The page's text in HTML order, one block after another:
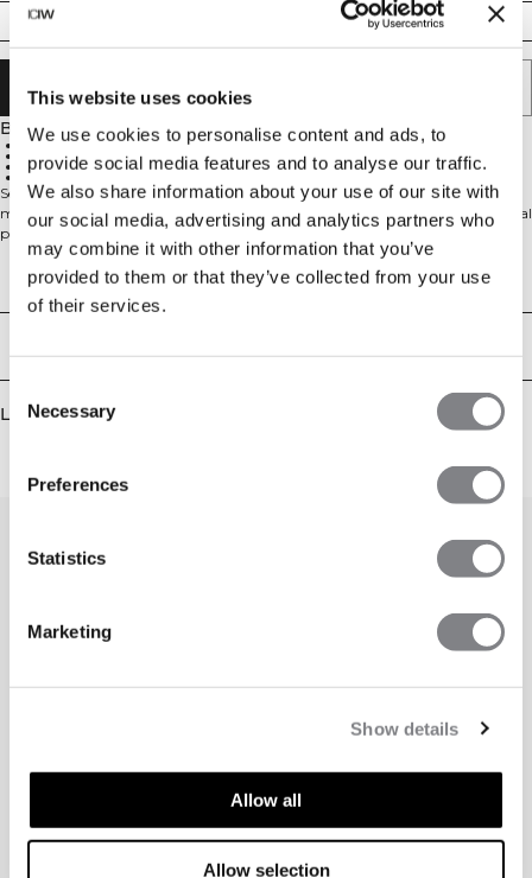
This website uses cookies
We use cookies to personalise content and ads, to
provide social media features and to analyse our traffic.
We also share information about your use of our site with
our social media, advertising and analytics partners who
may combine it with other information that you’ve
provided to them or that they’ve collected from your use
of their services.
Consent
Selection
Necessary
Preferences
Statistics
Marketing
Show details
Allow all
Allow selection
S XL XXL
LÄGG I VARUKORGEN
Beskrivning
Seamless design
Standard passform
Andningsbar komfort
Jerseytrikå
Seamless långärmad topp som kombinerar komfort och prestation. Den
mjuka jerseytrikån andas effektivt och känns skön mot huden, medan normal
passform och standardlängd ger fri rörelse och gör den enkel att bära i lager
på lager. Perfekt för gymmet, löpning och vardagen. 92% Polyamid, 8%
Elastan.
Tekniska aspekter
Liknande produkter